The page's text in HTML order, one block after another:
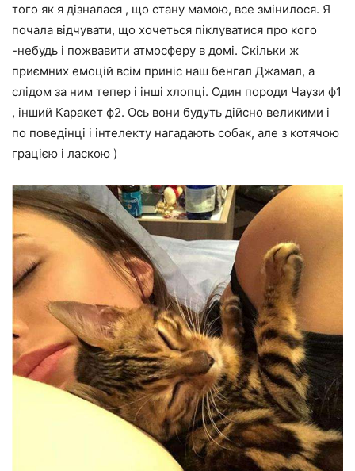
того як я дізналася , що стану мамою, все змінилося. Я
почала відчувати, що хочеться піклуватися про кого
-небудь і пожвавити атмосферу в домі. Скільки ж
приємних емоцій всім приніс наш бенгал Джамал, а
слідом за ним тепер і інші хлопці. Один породи Чаузи ф1
, інший Каракет ф2. Ось вони будуть дійсно великими і
по поведінці і інтелекту нагадають собак, але з котячою
грацією і ласкою )